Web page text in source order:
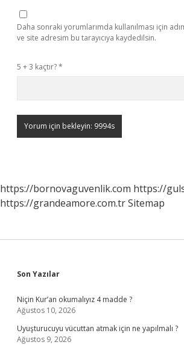
Daha sonraki yorumlarımda kullanılması için
ve site adresim bu tarayıcıya kaydedilsin.
5 + 3 kaçtır?*
https://bornovaguvenlik.com https://
https://grandeamore.com.trSitemap
Sidebar
Son Yazılar
Niçin Kur’an okumalıyız 4 madde ?
Ağustos 10, 2026
Uyuşturucuyu vücuttan atmak için ne yapılmalı ?
Ağustos 9, 2026